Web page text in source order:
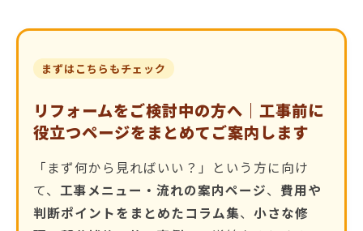
まずはこちらもチェック
リフォームをご検討中の方へ｜工事前に
役立つページをまとめてご案内します
「まず何から見ればいい？」という方に向け
て、 工事メニュー・流れの案内ページ、 費用や
判断ポイントをまとめたコラム集、 小さな修